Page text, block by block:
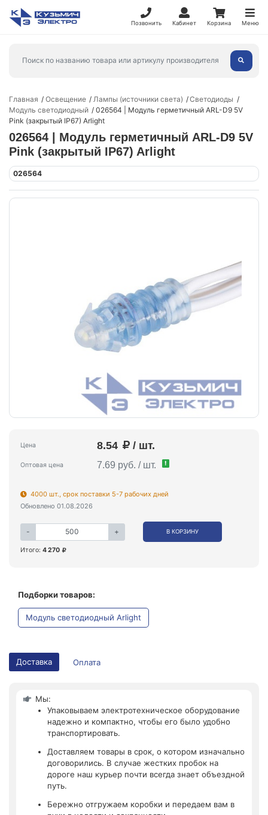
Позвонить Кабинет Корзина Меню
Главная Освещение Лампы (источники света)
Светодиоды
Модуль светодиодный
026564 | Модуль герметичный ARL-D9 5V
Pink (закрытый IP67) Arlight
026564 | Модуль герметичный ARL-D9 5V
Pink (закрытый IP67) Arlight
026564
Цена 8.54 / шт.
Оптовая цена 7.69 руб. / шт. !
4000 шт., срок поставки 5-7 рабочих дней
Обновлено 01.08.2026
- + В КОРЗИНУ
Итого: 4 270
Подборки товаров:
Модуль светодиодный Arlight
Доставка Оплата
Мы:
Упаковываем электротехническое оборудование
надежно и компактно, чтобы его было удобно
транспортировать.
Доставляем товары в срок, о котором изначально
договорились. В случае жестких пробок на
дороге наш курьер почти всегда знает объездной
путь.
Бережно отгружаем коробки и передаем вам в